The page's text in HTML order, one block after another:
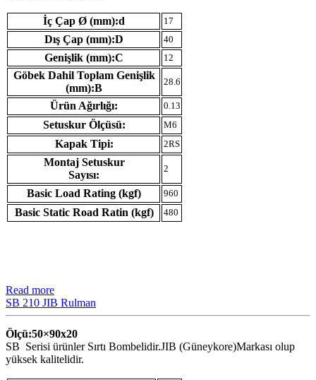
İç Çap Ø (mm):d 17
Dış Çap (mm):D 40
Genişlik (mm):C 12
Göbek Dahil Toplam Genişlik
(mm):B
28.6
Ürün Ağırlığı: 0.13
Setuskur Ölçüsü: M6
Kapak Tipi: 2RS
Montaj Setuskur
Sayısı:
2
Basic Load Rating (kgf) 960
Basic Static Road Ratin (kgf) 480
Read more
SB 210 JIB Rulman
Ölçü:50×90x20
SB Serisi ürünler Sırtı Bombelidir.JIB (Güneykore)Markası olup
yüksek kalitelidir.